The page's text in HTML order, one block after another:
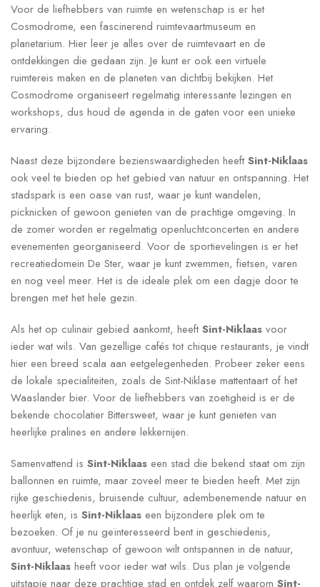
Voor de liefhebbers van ruimte en wetenschap is er het
Cosmodrome, een fascinerend ruimtevaartmuseum en
planetarium. Hier leer je alles over de ruimtevaart en de
ontdekkingen die gedaan zijn. Je kunt er ook een virtuele
ruimtereis maken en de planeten van dichtbij bekijken. Het
Cosmodrome organiseert regelmatig interessante lezingen en
workshops, dus houd de agenda in de gaten voor een unieke
ervaring.
Naast deze bijzondere bezienswaardigheden heeft Sint-Niklaas
ook veel te bieden op het gebied van natuur en ontspanning. Het
stadspark is een oase van rust, waar je kunt wandelen,
picknicken of gewoon genieten van de prachtige omgeving. In
de zomer worden er regelmatig openluchtconcerten en andere
evenementen georganiseerd. Voor de sportievelingen is er het
recreatiedomein De Ster, waar je kunt zwemmen, fietsen, varen
en nog veel meer. Het is de ideale plek om een dagje door te
brengen met het hele gezin.
Als het op culinair gebied aankomt, heeft Sint-Niklaas voor
ieder wat wils. Van gezellige cafés tot chique restaurants, je vindt
hier een breed scala aan eetgelegenheden. Probeer zeker eens
de lokale specialiteiten, zoals de Sint-Niklase mattentaart of het
Waaslander bier. Voor de liefhebbers van zoetigheid is er de
bekende chocolatier Bittersweet, waar je kunt genieten van
heerlijke pralines en andere lekkernijen.
Samenvattend is Sint-Niklaas een stad die bekend staat om zijn
ballonnen en ruimte, maar zoveel meer te bieden heeft. Met zijn
rijke geschiedenis, bruisende cultuur, adembenemende natuur en
heerlijk eten, is Sint-Niklaas een bijzondere plek om te
bezoeken. Of je nu geïnteresseerd bent in geschiedenis,
avontuur, wetenschap of gewoon wilt ontspannen in de natuur,
Sint-Niklaas heeft voor ieder wat wils. Dus plan je volgende
uitstapje naar deze prachtige stad en ontdek zelf waarom Sint-